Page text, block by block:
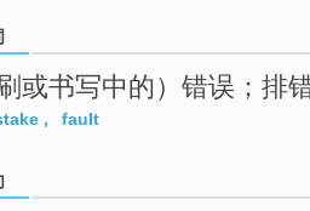
或书写中的）错误；排
, fault